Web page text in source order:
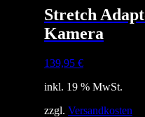
Stretch
Kamera
139,95 €
inkl. 19 % MwSt.
zzgl. Versandkosten